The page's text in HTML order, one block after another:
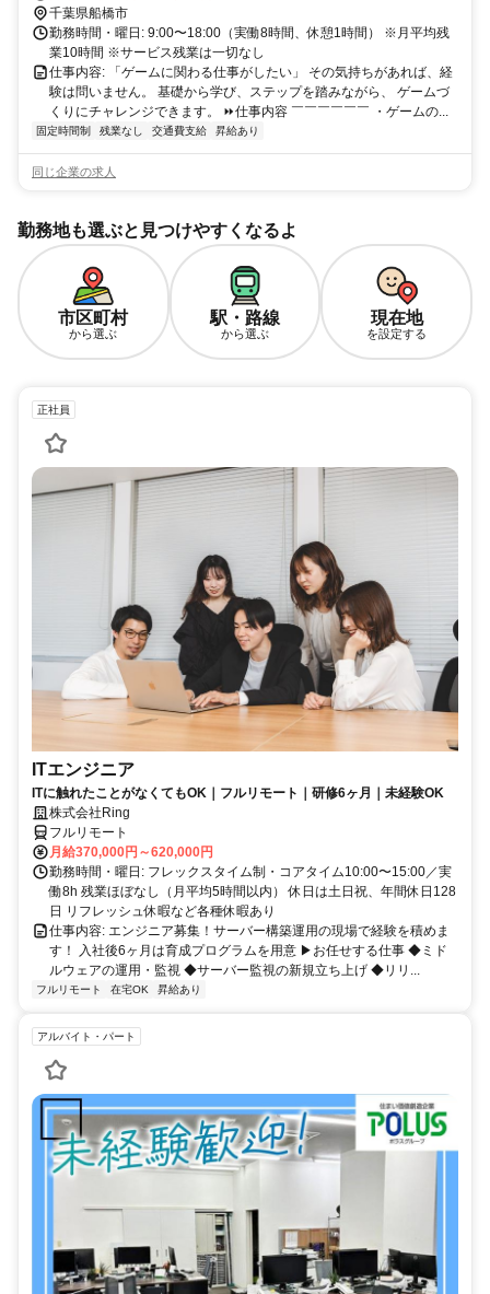
千葉県船橋市
勤務時間・曜日: 9:00〜18:00（実働8時間、休憩1時間） ※月平均残
業10時間 ※サービス残業は一切なし
仕事内容: 「ゲームに関わる仕事がしたい」 その気持ちがあれば、経
験は問いません。 基礎から学び、ステップを踏みながら、 ゲームづ
くりにチャレンジできます。 ⏩仕事内容 ￣￣￣￣￣￣ ・ゲームの...
固定時間制 残業なし 交通費支給 昇給あり
同じ企業の求人
勤務地も選ぶと見つけやすくなるよ
市区町村
から選ぶ
駅・路線
から選ぶ
現在地
を設定する
正社員
ITエンジニア
ITに触れたことがなくてもOK｜フルリモート｜研修6ヶ月｜未経験OK
株式会社Ring
フルリモート
月給370,000円～620,000円
勤務時間・曜日: フレックスタイム制・コアタイム10:00〜15:00／実
働8h 残業ほぼなし（月平均5時間以内） 休日は土日祝、年間休日128
日 リフレッシュ休暇など各種休暇あり
仕事内容: エンジニア募集！サーバー構築運用の現場で経験を積めま
す！ 入社後6ヶ月は育成プログラムを用意 ▶お任せする仕事 ◆ミド
ルウェアの運用・監視 ◆サーバー監視の新規立ち上げ ◆リリ...
フルリモート 在宅OK 昇給あり
アルバイト・パート